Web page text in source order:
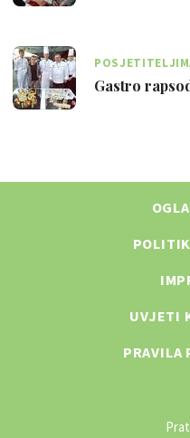
RENOMIRANI
Gastro
UVJETI
PRAVILA